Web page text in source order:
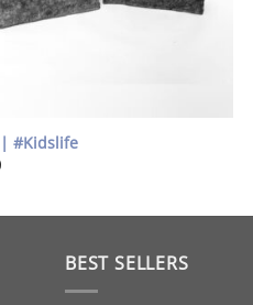
#Kidslife
BEST SELLERS